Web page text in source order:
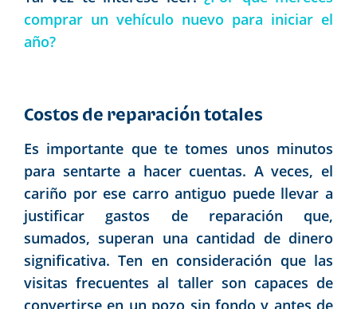
comprar un vehículo nuevo para iniciar el
año?
Costos de reparación totales
Es importante que te tomes unos minutos
para sentarte a hacer cuentas. A veces, el
cariño por ese carro antiguo puede llevar a
justificar gastos de reparación que,
sumados, superan una cantidad de dinero
significativa. Ten en consideración que las
visitas frecuentes al taller son capaces de
convertirse en un pozo sin fondo y antes de